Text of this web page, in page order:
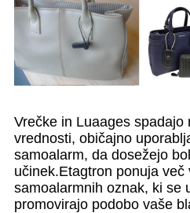
Vrečke in Luaages spadajo
vrednosti, običajno
samoalarm, da dosežejo
učinek.Etagtron ponuja več
samoalarmnih oznak, ki se
promovirajo podobo vaše